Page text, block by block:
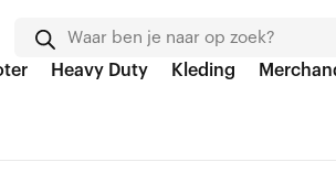
Heavy Duty Kleding